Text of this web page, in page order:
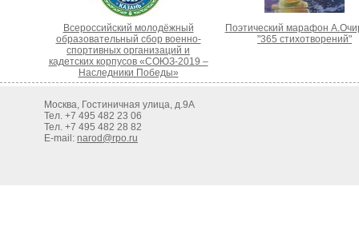
Всероссийский молодёжный
образовательный сбор военно-
спортивных организаций и
кадетских корпусов «СОЮЗ-2019 –
Наследники Победы»
Поэтический марафон
"365 стихотворений"
Москва, Гостиничная улица, д.9А
Тел. +7 495 482 23 06
Тел. +7 495 482 28 82
E-mail: narod@rpo.ru